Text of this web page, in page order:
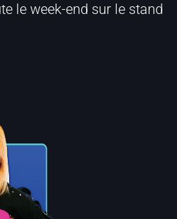
le week-end sur le stand